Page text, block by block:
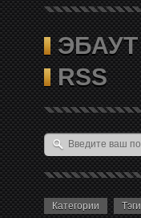
ЭБАУТ
RSS
Категории Тэги